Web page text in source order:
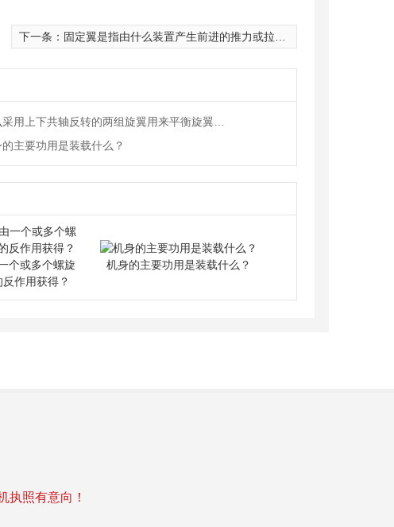
下一条： 固定翼是指由什么装置产生前进的推力或拉力由机体上固定的机翼产生升力，在大气层内飞行的航空器？
主要功用是装载什么？
个或多个螺旋
作用获得？
机身的主要功用是装载什么？
执照有意向！